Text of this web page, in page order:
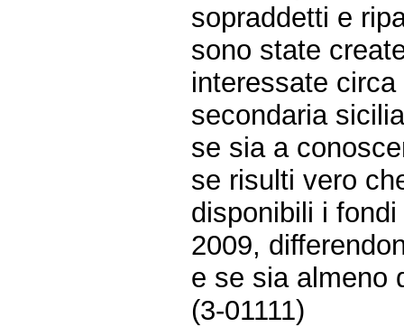
sopraddetti e
sono state
interessate
secondaria
se sia a
se risulti vero
disponibili i
2009,
e se sia almeno
(3-01111)